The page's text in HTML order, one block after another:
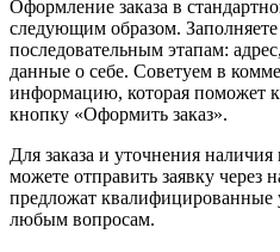
Оформление заказа в
следующим образом.
последовательным этапам:
данные о себе. Советуем в
информацию, которая поможет
кнопку «Оформить заказ».
Для заказа и уточнения
можете отправить заявку
предложат квалифицированные
любым вопросам.